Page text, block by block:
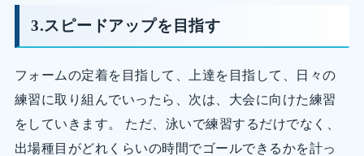
3.スピードアップを目指す
フォームの定着を目指して、上達を目指して、日々の
練習に取り組んでいったら、次は、大会に向けた練習
をしていきます。 ただ、泳いで練習するだけでなく、
出場種目がどれくらいの時間でゴールできるかを計っ